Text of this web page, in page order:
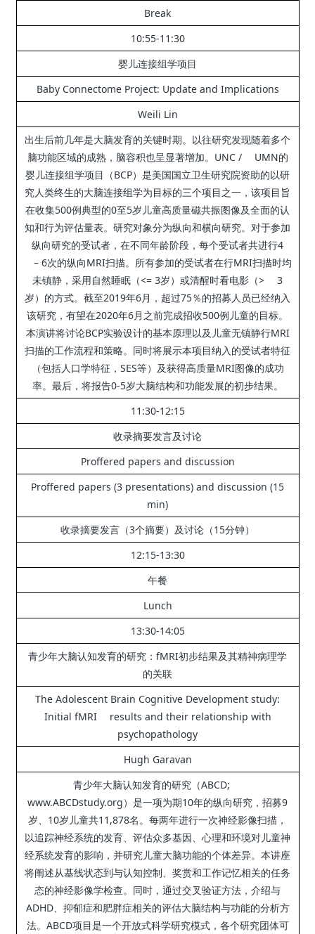
Break
10:55-11:30
婴儿连接组学项目
Baby Connectome Project: Update and Implications
Weili Lin
出生后前几年是大脑发育的关键时期。 以往研究发现随着多个
脑功能区域的成熟，脑容积也呈显著增加。 UNC / UMN的
婴儿连接组学项目（BCP）是美国国立卫生研究院资助的以研
究人类终生的大脑连接组学为目标的三个项目之一，该项目旨
在收集500例典型的0至5岁儿童高质量磁共振图像及全面的认
知和行为评估量表。 研究对象分为纵向和横向研究。 对于参加
纵向研究的受试者，在不同年龄阶段，每个受试者共进行4
– 6次的纵向MRI扫描。 所有参加的受试者在行MRI扫描时均
未镇静，采用自然睡眠（<= 3岁）或清醒时看电影（> 3
岁）的方式。 截至2019年6月，超过75％的招募人员已经纳入
该研究，有望在2020年6月之前完成招收500例儿童的目标。
本演讲将讨论BCP实验设计的基本原理以及儿童无镇静行MRI
扫描的工作流程和策略。 同时将展示本项目纳入的受试者特征
（包括人口学特征，SES等）及获得高质量MRI图像的成功
率。 最后，将报告0-5岁大脑结构和功能发展的初步结果。
11:30-12:15
收录摘要发言及讨论
Proffered papers and discussion
Proffered papers (3 presentations) and discussion (15
min)
收录摘要发言（3个摘要）及讨论（15分钟）
12:15-13:30
午餐
Lunch
13:30-14:05
青少年大脑认知发育的研究： fMRI初步结果及其精神病理学
的关联
The Adolescent Brain Cognitive Development study:
Initial fMRI results and their relationship with
psychopathology
Hugh Garavan
青少年大脑认知发育的研究（ABCD;
www.ABCDstudy.org）是一项为期10年的纵向研究，招募9
岁、10岁儿童共11,878名。 每两年进行一次神经影像扫描，
以追踪神经系统的发育、评估众多基因、心理和环境对儿童神
经系统发育的影响，并研究儿童大脑功能的个体差异。 本讲座
将阐述从基线状态到与认知控制、奖赏和工作记忆相关的任务
态的神经影像学检查。 同时，通过交叉验证方法，介绍与
ADHD、抑郁症和肥胖症相关的评估大脑结构与功能的分析方
法。 ABCD项目是一个开放式科学研究模式，各个研究团体可